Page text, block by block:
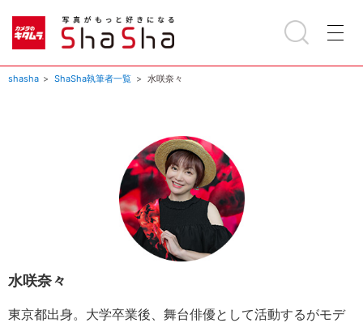
shasha ShaSha執筆者一覧 水咲奈々
水咲奈々
東京都出身。大学卒業後、舞台俳優として活動するがモデ